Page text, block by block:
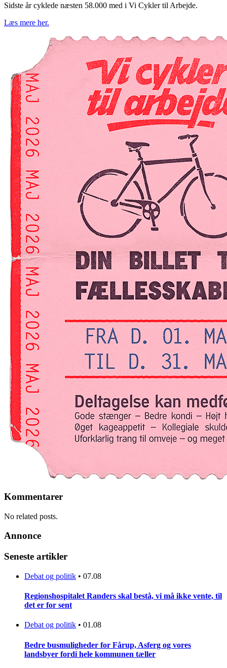
Sidste år cyklede næsten 58.000 med i Vi Cykler til Arbejde.
Læs mere her.
Kommentarer
No related posts.
Annonce
Seneste artikler
Debat og politik • 07.08
Regionshospitalet Randers skal bestå, vi må ikke vente, til
det er for sent
Debat og politik • 01.08
Bedre busmuligheder for Fårup, Asferg og vores
landsbyer fordi hele kommunen tæller